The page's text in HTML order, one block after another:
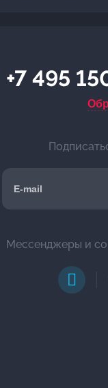
+7 495
Мессенджеры и